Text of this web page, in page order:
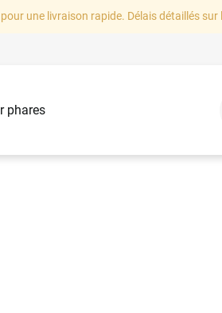
une livraison rapide. Délais détaillés
phares